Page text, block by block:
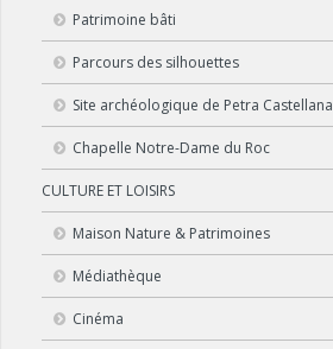
Patrimoine bâti
Parcours des silhouettes
Site archéologique de Petra Castellana
Chapelle Notre-Dame du Roc
CULTURE ET LOISIRS
Maison Nature & Patrimoines
Médiathèque
Cinéma